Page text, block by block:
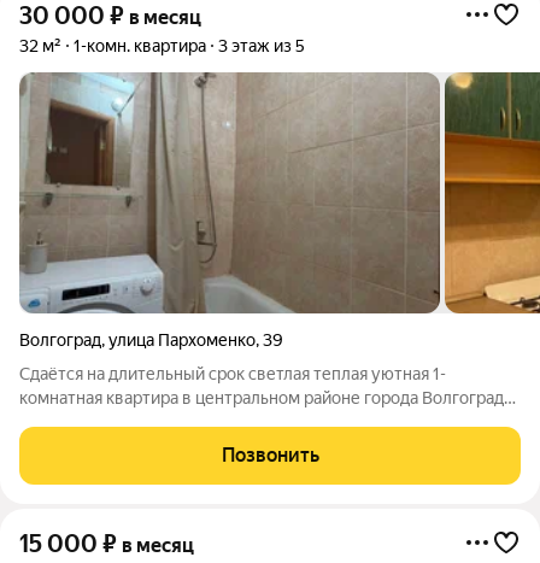
30 000 ₽ в месяц
32 м² 1-комн. квартира 3 этаж из 5
Волгоград,улица Пархоменко,39
Сдаётся на длительный срок светлая теплая уютная 1-
комнатная квартира в центральном районе города Волгограда
для комфортного проживания -мебель на кухне и в комнате,
холодильник, стиральная
Позвонить
15 000 ₽ в месяц